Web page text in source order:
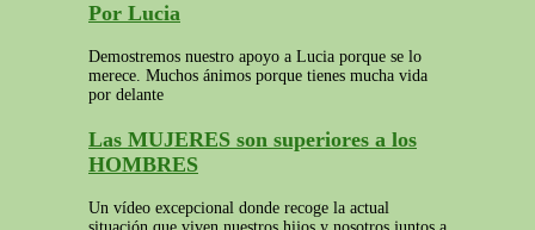
Por Lucia
Demostremos nuestro apoyo a Lucia porque se lo
merece. Muchos ánimos porque tienes mucha vida
por delante
Las MUJERES son superiores a los
HOMBRES
Un vídeo excepcional donde recoge la actual